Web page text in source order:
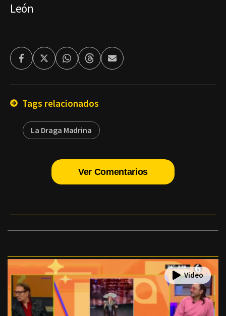
León
FacebookTwitterWhatsappThreadsEnviar
por
Tags relacionados
La Draga Madrina
Ver Comentarios